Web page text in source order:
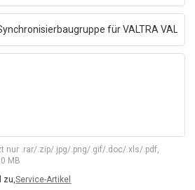
nur .rar/.zip/.jpg/.png/.gif/.doc/.xls/.pdf,
MB
zu,Service-Artikel